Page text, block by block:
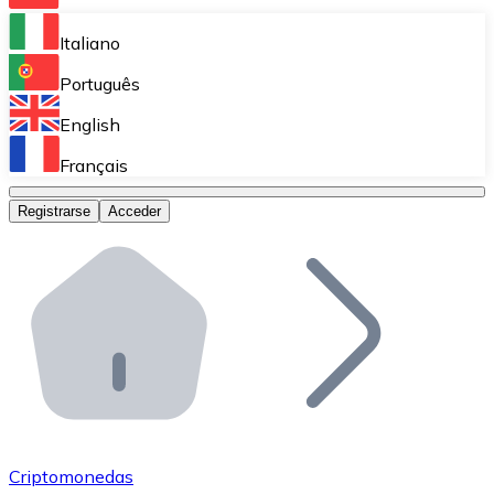
Bitnovo Ramp
Integra nuestra solución en tu plataforma.
Bitnovo Giftcards
Bitnovo OTC
Bitnovo ATM
Integra un ATM Bitnovo en tu negocio y permite que
Bitnovo API
Integra nuestra API en tu ecosistema.
Únete a nuestra red de distribuidores.
Italiano
Português
English
Français
Registrarse Acceder
Criptomonedas